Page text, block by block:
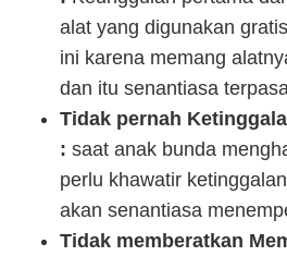
alat yang digunakan
ini karena memang
dan itu senantiasa
Tidak pernah
: saat anak bunda
perlu khawatir
akan senantiasa
Tidak memberatkan